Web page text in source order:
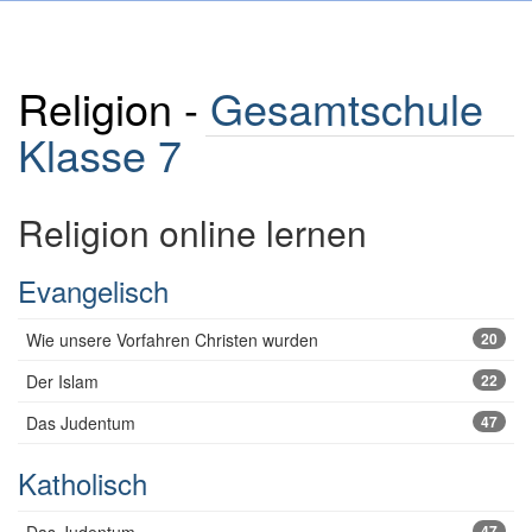
Religion - Gesamtschule
Klasse 7
Religion online lernen
Evangelisch
Wie unsere Vorfahren Christen wurden 20
Der Islam 22
Das Judentum 47
Katholisch